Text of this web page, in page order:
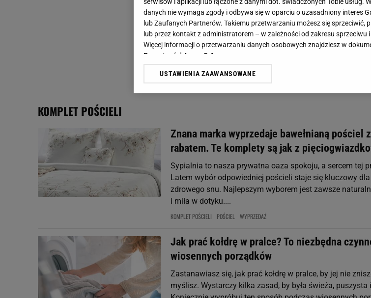
KOMPLET POŚCIELI
Znana marka wyprzedaje bawełnianą pościel
rabatem. Te komplety są jak z
Sypialnia to nasza prywatna oaza spokoju, a sercem tej
Latem wybór odpowiedniej pościeli staje się kluczowy
zdrowego snu. Najlepszym wyborem jest zawsze
i miła w dotyku....
KOMPLET POŚCIELI POŚCIEL WYPRZEDAŻ
Jak prać kołdrę w pralce? To niezbędna
wiosennych porządków
Zastanawiasz się, jak prać kołdrę w pralce, by jej nie
myślisz. Wystarczy kilka zasad, by była świeża,
danych nie wymaga zgody i odbywa się w oparciu o uzasadniony interes
lub Zaufanych Partnerów. Takiemu przetwarzaniu możesz się sprzeciwić,
lub przez kontakt z administratorem – w zależności od zakresu
Więcej informacji o przetwarzaniu danych osobowych znajdziesz w
Prywatności Agora S.A.
Klikając „Akceptuję” wyrażasz też zgodę na zainstalowanie i
dotyczące plików cookie, wywołując narzędzie do zarządzania twoimi
odnośnik „Ustawienia prywatności ” w stopce serwisu i przechodząc do
My, nasi Zaufani Partnerzy i Agora S.A. możemy przetwarzać dane
Użycie dokładnych danych geolokalizacyjnych. Aktywne skanowanie
Przechowywanie informacji na urządzeniu lub dostęp do nich.
badnie odbiorców i ulepszanie usług.Lista Zaufanych Partnerów
USTAWIENIA ZAAWANSOWANE